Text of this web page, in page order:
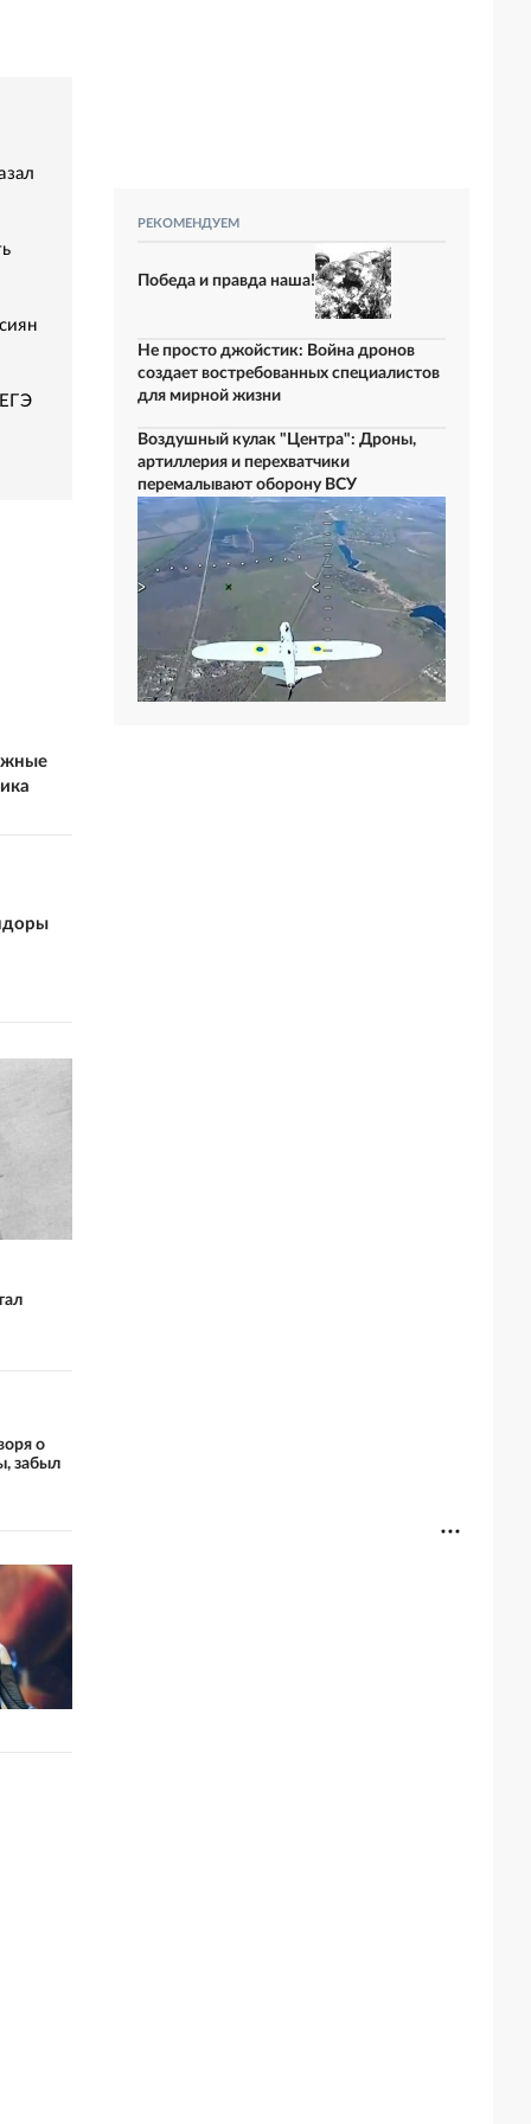
о
забыл
РЕКОМЕНДУЕМ
Победа и правда наша!
Не просто джойстик: Война дронов
создает востребованных специалистов
для мирной жизни
Воздушный кулак "Центра": Дроны,
артиллерия и перехватчики
перемалывают оборону ВСУ